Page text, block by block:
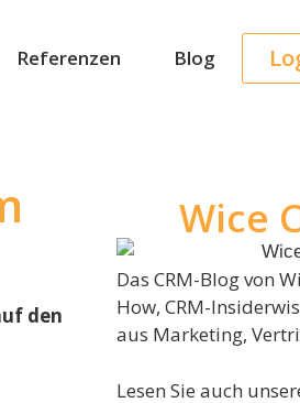
Referenzen Blog
den
Wice
Das CRM-Blog von
How, CRM-
aus Marketing,
Lesen Sie auch